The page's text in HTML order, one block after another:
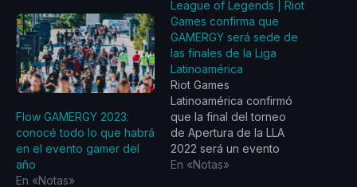
Flow GAMERGY 2023:
conocé todo lo que habrá
en el evento gamer del
año
En «Notas»
League of Legends | Riot
Games confirma que
GAMERGY será sede de
las finales de la Liga
Latinoamérica
Riot Games
Latinoamérica confirmó
que la final del torneo
de Apertura de la LLA
2022 será un evento
presencial con público en
En «Notas»